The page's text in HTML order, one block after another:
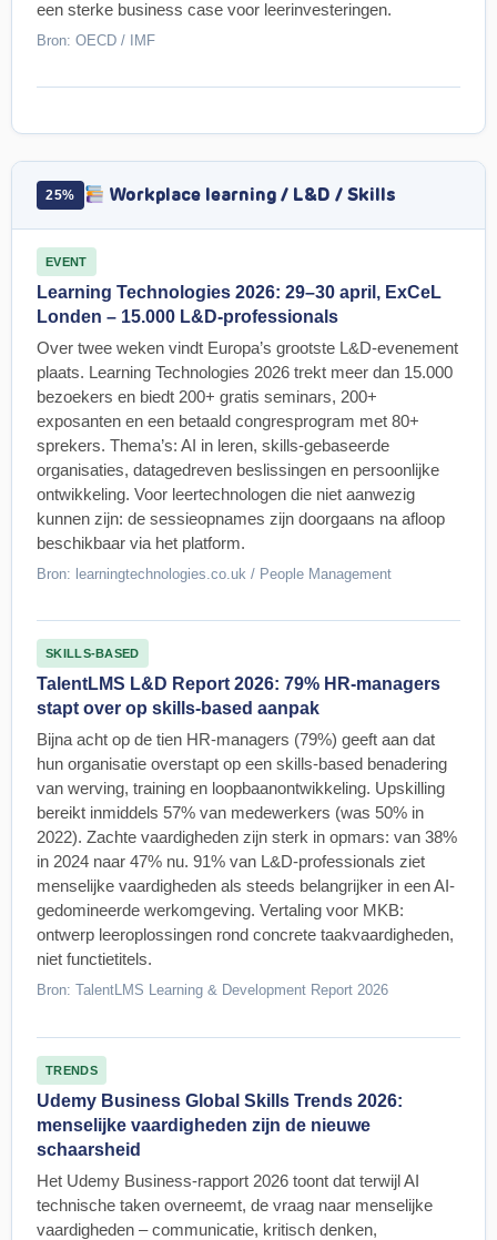
een sterke business case voor leerinvesteringen.
Bron: OECD / IMF
25% Workplace learning / L&D / Skills
EVENT
Learning Technologies 2026: 29–30 april, ExCeL
Londen – 15.000 L&D-professionals
Over twee weken vindt Europa’s grootste L&D-evenement
plaats. Learning Technologies 2026 trekt meer dan 15.000
bezoekers en biedt 200+ gratis seminars, 200+
exposanten en een betaald congresprogram met 80+
sprekers. Thema’s: AI in leren, skills-gebaseerde
organisaties, datagedreven beslissingen en persoonlijke
ontwikkeling. Voor leertechnologen die niet aanwezig
kunnen zijn: de sessieopnames zijn doorgaans na afloop
beschikbaar via het platform.
Bron: learningtechnologies.co.uk / People Management
SKILLS-BASED
TalentLMS L&D Report 2026: 79% HR-managers
stapt over op skills-based aanpak
Bijna acht op de tien HR-managers (79%) geeft aan dat
hun organisatie overstapt op een skills-based benadering
van werving, training en loopbaanontwikkeling. Upskilling
bereikt inmiddels 57% van medewerkers (was 50% in
2022). Zachte vaardigheden zijn sterk in opmars: van 38%
in 2024 naar 47% nu. 91% van L&D-professionals ziet
menselijke vaardigheden als steeds belangrijker in een AI-
gedomineerde werkomgeving. Vertaling voor MKB:
ontwerp leeroplossingen rond concrete taakvaardigheden,
niet functietitels.
Bron: TalentLMS Learning & Development Report 2026
TRENDS
Udemy Business Global Skills Trends 2026:
menselijke vaardigheden zijn de nieuwe
schaarsheid
Het Udemy Business-rapport 2026 toont dat terwijl AI
technische taken overneemt, de vraag naar menselijke
vaardigheden – communicatie, kritisch denken,